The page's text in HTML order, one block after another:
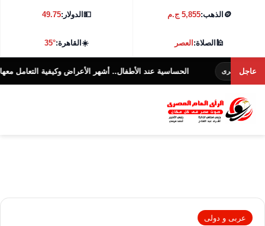
🪙 الذهب:5,855 ج.م 💵الدولار:49.75
🕌الصلاة:العصر ☀️القاهرة:35°
عاجل الحساسية عند الأطفال.. أشهر الأعراض وكيفية التعامل معها؟ الرأى
عربى و دولى